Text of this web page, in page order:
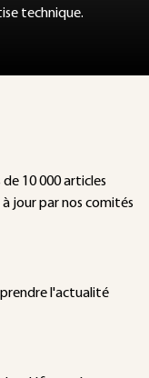
technique.
10 000 articles
jour par nos comités
l'actualité